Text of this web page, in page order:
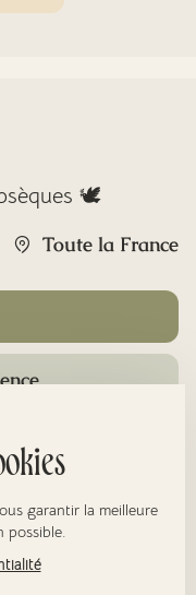
🕊️
Toute la France
garantir la meilleure
possible.